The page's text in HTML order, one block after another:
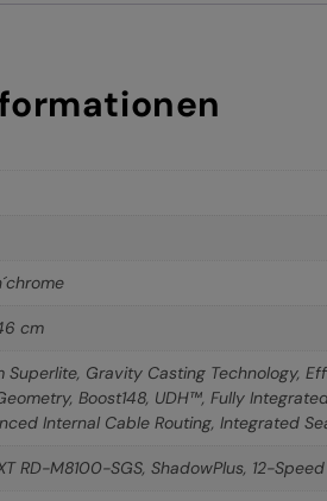
cm
Superlite, Gravity Casting Technology,
Boost148, UDH™, Fully
Internal Cable Routing, Integrated
RD-M8100-SGS, ShadowPlus, 12-Speed